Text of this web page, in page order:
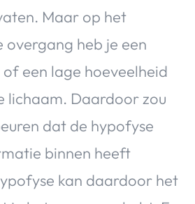
Maar op het
overgang heb je een
een lage hoeveelheid
lichaam. Daardoor zou
dat de hypofyse
binnen heeft
kan daardoor het